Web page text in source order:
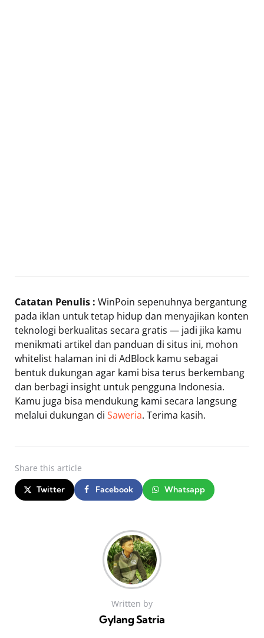
Catatan Penulis : WinPoin sepenuhnya bergantung
pada iklan untuk tetap hidup dan menyajikan konten
teknologi berkualitas secara gratis — jadi jika kamu
menikmati artikel dan panduan di situs ini, mohon
whitelist halaman ini di AdBlock kamu sebagai
bentuk dukungan agar kami bisa terus berkembang
dan berbagi insight untuk pengguna Indonesia.
Kamu juga bisa mendukung kami secara langsung
melalui dukungan di Saweria. Terima kasih.
Share this article
Twitter Facebook Whatsapp
Written by
Gylang Satria